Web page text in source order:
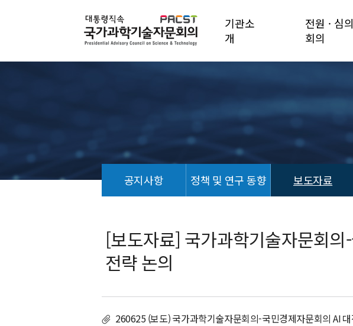
기관소
개
전원 · 심의
회의
공지사항 정책 및 연구 동향 보도자료
[보도자료] 국가과학기술자문회
전략 논의
260625 (보도) 국가과학기술자문회의-국민경제자문회의 AI